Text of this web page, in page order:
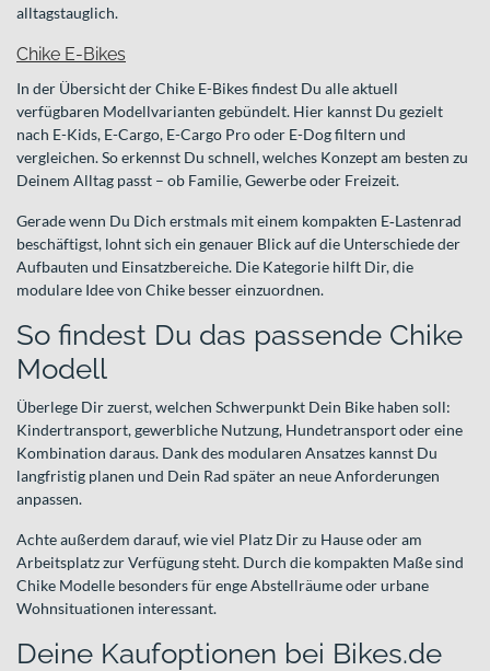
alltagstauglich.
Chike E-Bikes
In der Übersicht der Chike E-Bikes findest Du alle aktuell
verfügbaren Modellvarianten gebündelt. Hier kannst Du gezielt
nach E-Kids, E-Cargo, E-Cargo Pro oder E-Dog filtern und
vergleichen. So erkennst Du schnell, welches Konzept am besten zu
Deinem Alltag passt – ob Familie, Gewerbe oder Freizeit.
Gerade wenn Du Dich erstmals mit einem kompakten E‑Lastenrad
beschäftigst, lohnt sich ein genauer Blick auf die Unterschiede der
Aufbauten und Einsatzbereiche. Die Kategorie hilft Dir, die
modulare Idee von Chike besser einzuordnen.
So findest Du das passende Chike
Modell
Überlege Dir zuerst, welchen Schwerpunkt Dein Bike haben soll:
Kindertransport, gewerbliche Nutzung, Hundetransport oder eine
Kombination daraus. Dank des modularen Ansatzes kannst Du
langfristig planen und Dein Rad später an neue Anforderungen
anpassen.
Achte außerdem darauf, wie viel Platz Dir zu Hause oder am
Arbeitsplatz zur Verfügung steht. Durch die kompakten Maße sind
Chike Modelle besonders für enge Abstellräume oder urbane
Wohnsituationen interessant.
Deine Kaufoptionen bei Bikes.de